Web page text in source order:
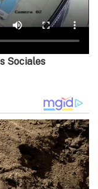
Sociales